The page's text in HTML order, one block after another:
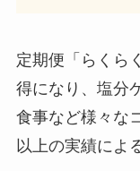
定期便「らくら
得になり、塩分
食事など様々な
以上の実績によ